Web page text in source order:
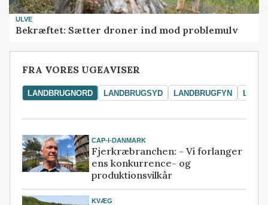
ULVE
Bekræftet: Sætter droner ind mod problemulv
FRA VORES UGEAVISER
LANDBRUGNORD LANDBRUGSYD LANDBRUGFYN
CAP-I-DANMARK
Fjerkræbranchen: - Vi forlanger
ens konkurrence- og
produktionsvilkår
KVÆG